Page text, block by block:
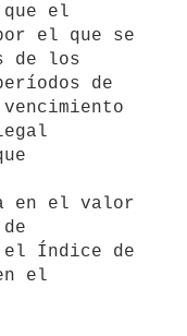
el
el que se
de los
de
en el valor
Índice de
el